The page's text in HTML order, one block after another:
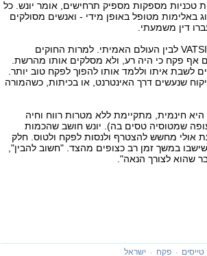
טכניות מספקות מספיק תרחישים, אומר יונש. כל
באלימות מטופל באופן מידי - ואנשים מסולקים
דין משמעתי.
למרות החוקים
אף פקח כי היה רע, ולא מסלקים אותו מהרשת.
לשבת איתו וללמד אותו להפוך לפקח טוב יותר.
שנעשים דרך האינטרנט, או בכיתות, כשהמורה
חינמית, מתקיימת ללא מטרות רווח וחיה
שמטוסיה טסים בה). יונש חושב שהכמות
אולי מחשש להצטרף ולנסות לפקח ולטוס. חלק
במשך זמן רב כצופים מהצד. "חשוב להבין",
שהוא לצורך הנאה".
טייסים פקח ישראל